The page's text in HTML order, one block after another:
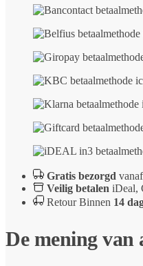
Gratis bezorgd
Veilig betalen iDeal,
Retour Binnen 14
De mening van